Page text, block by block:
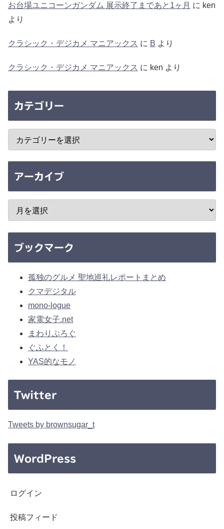
お台場ユニコーンガンダム 展示終了まであと1ヶ月 に ken
より
クラシック・デジカメ マニアックス に B より
クラシック・デジカメ マニアックス に ken より
カテゴリー
アーカイブ
ブックマーク
孤独のグルメ 聖地巡礼レポートまとめ
クマデジタル
mono-logue
家電女子.net
まわりぶろぐ
ぐふとく！
YAS的なモノ
Twitter
Tweets by brownsugar_t
WordPress
ログイン
投稿フィード